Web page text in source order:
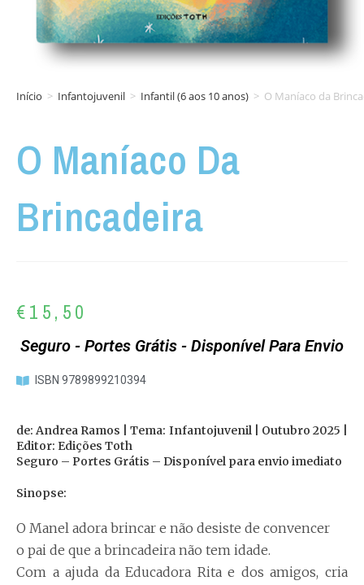
Início > Infantojuvenil > Infantil (6 aos 10 anos) > O Maníaco da
O Maníaco Da
Brincadeira
€15,50
Seguro - Portes Grátis - Disponível Para Envio
ISBN 9789899210394
de: Andrea Ramos | Tema: Infantojuvenil | Outubro 2025 |
Editor: Edições Toth
Seguro – Portes Grátis – Disponível para envio imediato
Sinopse:
O Manel adora brincar e não desiste de convencer
o pai de que a brincadeira não tem idade.
Com a ajuda da Educadora Rita e dos amigos, cria